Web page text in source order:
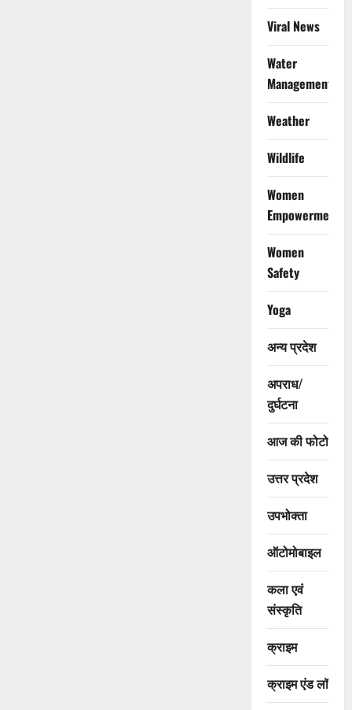
Viral News
Water
Management
Weather
Wildlife
Women
Empowerment
Women
Safety
Yoga
अन्य प्रदेश
अपराध/
दुर्घटना
आज की फोटो
उत्तर प्रदेश
उपभोक्ता
ऑटोमोबाइल
कला एवं
संस्कृति
क्राइम
क्राइम एंड लॉ